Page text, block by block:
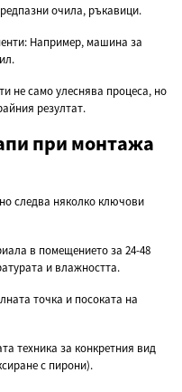
очила, ръкавици.
Например, машина за
не само улеснява процеса, но
резултат.
при монтажа
следва няколко ключови
в помещението за 24-48
и влажността.
точка и посоката на
техника за конкретния вид
с пирони).